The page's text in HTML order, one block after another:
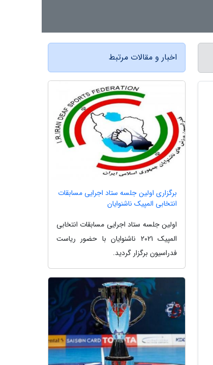
اخبار و مقالات مرتبط
برگزاری اولین جلسه ستاد اجرایی مسابقات
انتخابی المپیک ناشنوایان
اولین جلسه ستاد اجرایی مسابقات انتخابی
المپیک 2021 ناشنوایان با حضور ریاست
فدراسیون برگزار گردید.